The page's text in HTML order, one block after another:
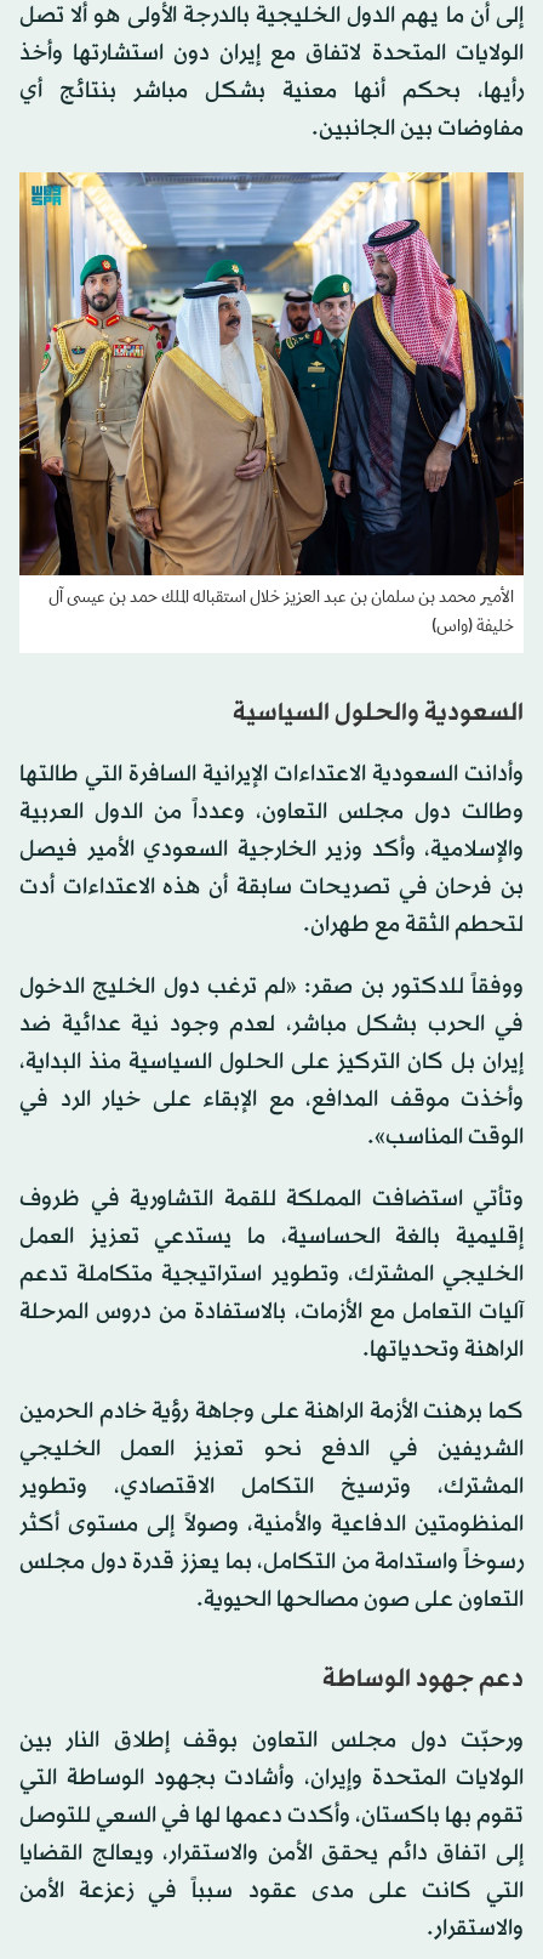
إلى أن ما يهم الدول الخليجية بالدرجة الأولى هو ألا تصل
الولايات المتحدة لاتفاق مع إيران دون استشارتها وأخذ
رأيها، بحكم أنها معنية بشكل مباشر بنتائج أي
مفاوضات بين الجانبين.
الأمير محمد بن سلمان بن عبد العزيز خلال استقباله الملك حمد بن عيسى آل
خليفة (واس)
السعودية والحلول السياسية
وأدانت السعودية الاعتداءات الإيرانية السافرة التي طالتها
وطالت دول مجلس التعاون، وعدداً من الدول العربية
والإسلامية، وأكد وزير الخارجية السعودي الأمير فيصل
بن فرحان في تصريحات سابقة أن هذه الاعتداءات أدت
لتحطم الثقة مع طهران.
ووفقاً للدكتور بن صقر: «لم ترغب دول الخليج الدخول
في الحرب بشكل مباشر، لعدم وجود نية عدائية ضد
إيران بل كان التركيز على الحلول السياسية منذ البداية،
وأخذت موقف المدافع، مع الإبقاء على خيار الرد في
الوقت المناسب».
وتأتي استضافت المملكة للقمة التشاورية في ظروف
إقليمية بالغة الحساسية، ما يستدعي تعزيز العمل
الخليجي المشترك، وتطوير استراتيجية متكاملة تدعم
آليات التعامل مع الأزمات، بالاستفادة من دروس المرحلة
الراهنة وتحدياتها.
كما برهنت الأزمة الراهنة على وجاهة رؤية خادم الحرمين
الشريفين في الدفع نحو تعزيز العمل الخليجي
المشترك، وترسيخ التكامل الاقتصادي، وتطوير
المنظومتين الدفاعية والأمنية، وصولاً إلى مستوى أكثر
رسوخاً واستدامة من التكامل، بما يعزز قدرة دول مجلس
التعاون على صون مصالحها الحيوية.
دعم جهود الوساطة
ورحبّت دول مجلس التعاون بوقف إطلاق النار بين
الولايات المتحدة وإيران، وأشادت بجهود الوساطة التي
تقوم بها باكستان، وأكدت دعمها لها في السعي للتوصل
إلى اتفاق دائم يحقق الأمن والاستقرار، ويعالج القضايا
التي كانت على مدى عقود سبباً في زعزعة الأمن
والاستقرار.